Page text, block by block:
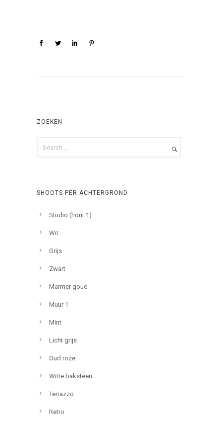
ZOEKEN
SHOOTS PER ACHTERGROND
Studio (hout 1)
Wit
Grijs
Zwart
Marmer goud
Muur 1
Mint
Licht grijs
Oud roze
Witte baksteen
Terrazzo
Retro